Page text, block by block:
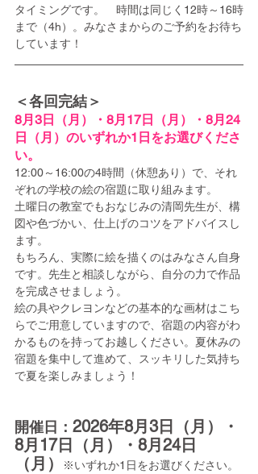
タイミングです。　時間は同じく12時～16時
まで（4h）。みなさまからのご予約をお待ち
しています！
＜各回完結＞
8月3日（月）・8月17日（月）・8月24
日（月）のいずれか1日をお選びくださ
い。
12:00～16:00の4時間（休憩あり）で、それ
ぞれの学校の絵の宿題に取り組みます。
土曜日の教室でもおなじみの清岡先生が、構
図や色づかい、仕上げのコツをアドバイスし
ます。
もちろん、実際に絵を描くのはみなさん自身
です。先生と相談しながら、自分の力で作品
を完成させましょう。
絵の具やクレヨンなどの基本的な画材はこち
らでご用意していますので、宿題の内容がわ
かるものを持ってお越しください。夏休みの
宿題を集中して進めて、スッキリした気持ち
で夏を楽しみましょう！
開催日： 2026年8月3日（月）・
8月17日（月）・8月24日
（月）
※いずれか1日をお選びください。